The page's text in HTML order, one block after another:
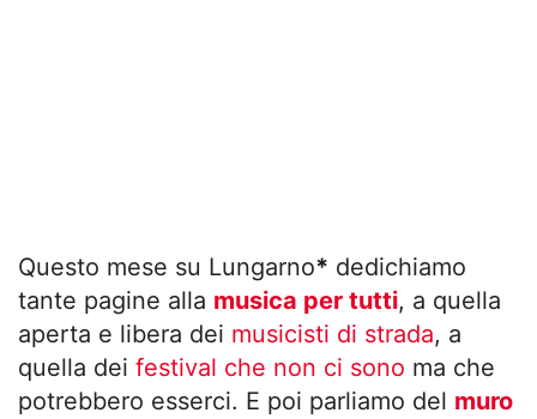
Questo mese su Lungarno* dedichiamo
tante pagine alla musica per tutti, a quella
aperta e libera dei musicisti di strada, a
quella dei festival che non ci sono ma che
potrebbero esserci. E poi parliamo del muro